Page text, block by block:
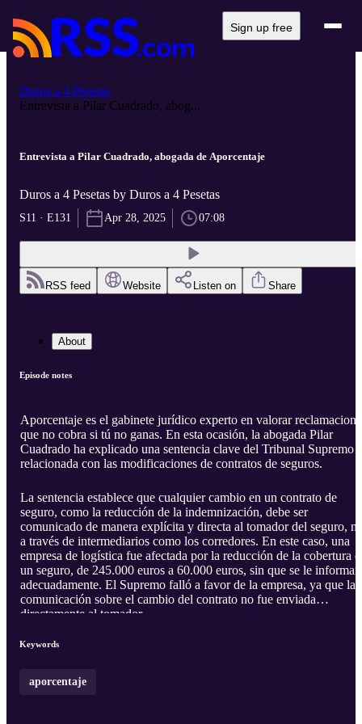
Sign up free
Duros a 4 Pesetas
Entrevista a Pilar Cuadrado, abog...
Entrevista a Pilar Cuadrado, abogada de Aporcentaje
Duros a 4 Pesetas by Duros a 4 Pesetas
S11 · E131 Apr 28, 2025 07:08
RSS feed Website Listen on Share
About
Episode notes
Aporcentaje es el gabinete jurídico experto en valorar
que no cobra si tú no ganas. En esta ocasión, la abogada Pilar
Cuadrado ha explicado una sentencia clave del Tribunal Supremo
relacionada con las modificaciones de contratos de seguros.
La sentencia establece que cualquier cambio en un contrato de
seguro, como la reducción de la indemnización, debe ser
comunicado de manera explícita y directa al tomador del seguro,
a través de intermediarios como los corredores. En este caso, una
empresa de logística fue afectada por la reducción de la cobertura
un seguro, de 245.000 euros a 60.000 euros, sin que se le
adecuadamente. El Supremo falló a favor de la empresa, ya que la
comunicación sobre el cambio del contrato no fue enviada
directamente al tomador.
Keywords
aporcentaje